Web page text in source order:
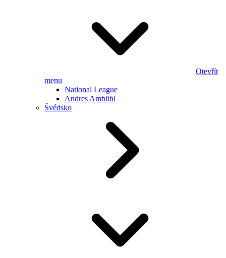
Otevřít
menu
National League
Andres Ambühl
Švédsko